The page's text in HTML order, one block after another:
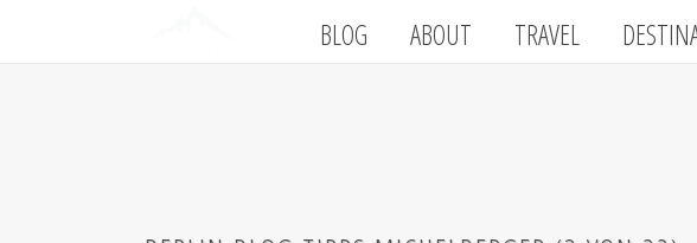
BLOG ABOUT TRAVEL